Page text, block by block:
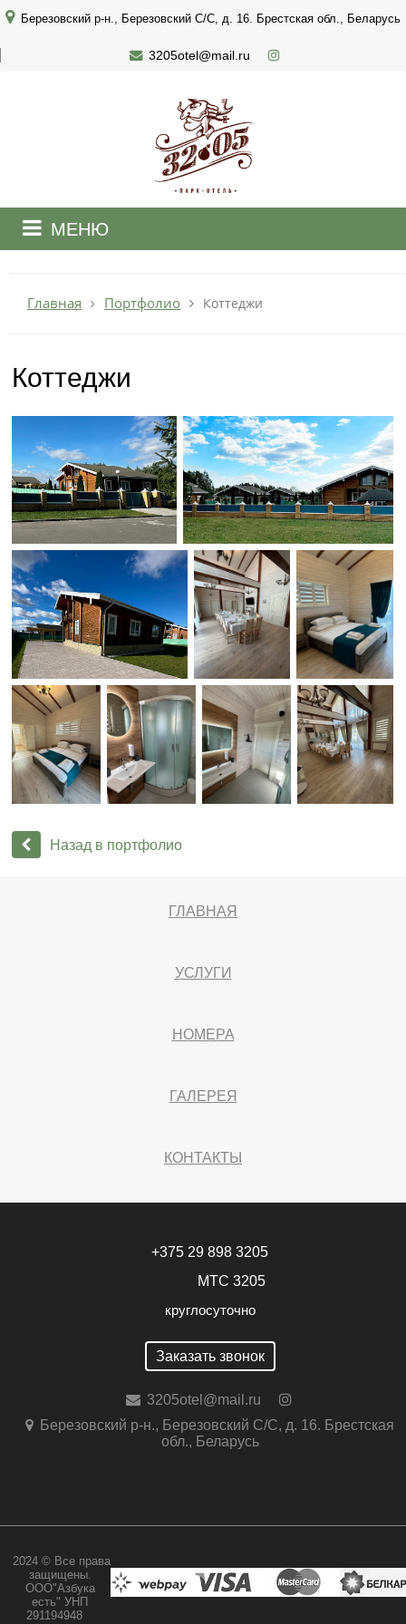
Березовский р-н., Березовский С/С, д. 16. Брестская обл., Беларусь
3205otel@mail.ru
Заказать звонок
МЕНЮ
Главная Портфолио Коттеджи
Коттеджи
Назад в портфолио
ГЛАВНАЯ
УСЛУГИ
НОМЕРА
ГАЛЕРЕЯ
КОНТАКТЫ
+375 29 898 3205
МТС 3205
круглосуточно
Заказать звонок
3205otel@mail.ru
Березовский р-н., Березовский С/С, д. 16. Брестская
обл., Беларусь
2024 © Все права
защищены.
ООО"Азбука
есть" УНП
291194948